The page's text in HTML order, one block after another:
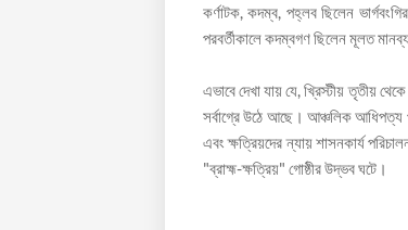
কর্ণাটক, কদম্ব, পহ্লব ছিলেন
পরবর্তীকালে কদম্বগণ ছিলেন মূলত
এভাবে দেখা যায় যে, খ্রিস্টীয় তৃতীয়
সর্বাগ্রে উঠে আছে। আঞ্চলিক আধিপত্য
এবং ক্ষত্রিয়দের ন্যায় শাসনকার্য
"ব্রাহ্ম-ক্ষত্রিয়" গোষ্ঠীর উদ্ভব ঘটে।